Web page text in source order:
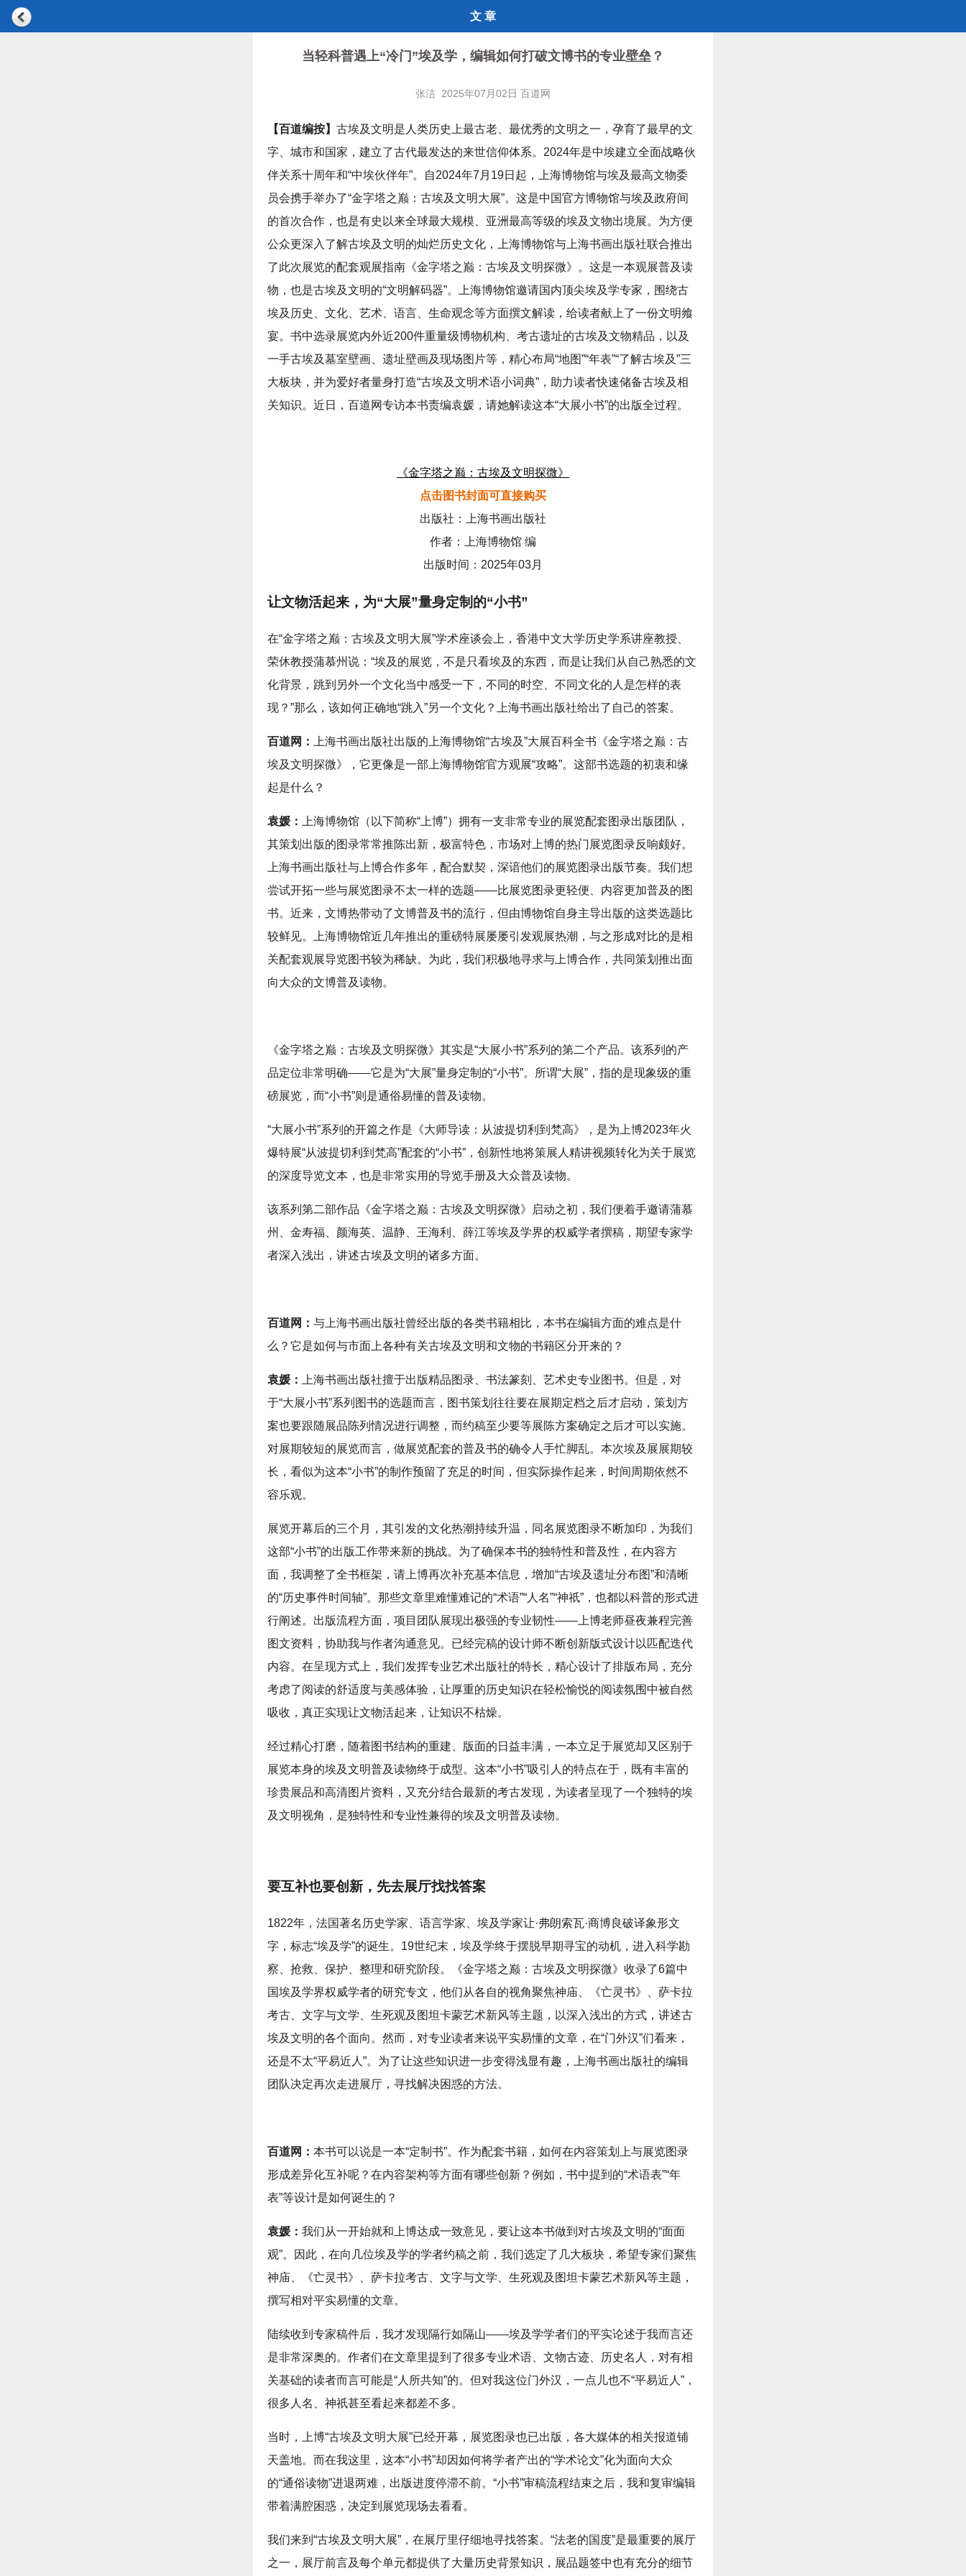
文 章
当轻科普遇上“冷门”埃及学，编辑如何打破文博书的专业壁垒？
张洁 2025年07月02日 百道网
【百道编按】 古埃及文明是人类历史上最古老、最优秀的文明之一，孕育了最早的文
字、城市和国家，建立了古代最发达的来世信仰体系。2024年是中埃建立全面战略伙
伴关系十周年和“中埃伙伴年”。自2024年7月19日起，上海博物馆与埃及最高文物委
员会携手举办了“金字塔之巅：古埃及文明大展”。这是中国官方博物馆与埃及政府间
的首次合作，也是有史以来全球最大规模、亚洲最高等级的埃及文物出境展。为方便
公众更深入了解古埃及文明的灿烂历史文化，上海博物馆与上海书画出版社联合推出
了此次展览的配套观展指南《金字塔之巅：古埃及文明探微》。这是一本观展普及读
物，也是古埃及文明的“文明解码器”。上海博物馆邀请国内顶尖埃及学专家，围绕古
埃及历史、文化、艺术、语言、生命观念等方面撰文解读，给读者献上了一份文明飨
宴。书中选录展览内外近200件重量级博物机构、考古遗址的古埃及文物精品，以及
一手古埃及墓室壁画、遗址壁画及现场图片等，精心布局“地图”“年表”“了解古埃及”三
大板块，并为爱好者量身打造“古埃及文明术语小词典”，助力读者快速储备古埃及相
关知识。近日，百道网专访本书责编袁媛，请她解读这本“大展小书”的出版全过程。
《金字塔之巅：古埃及文明探微》
点击图书封面可直接购买
出版社：上海书画出版社
作者：上海博物馆 编
出版时间：2025年03月
让文物活起来，为“大展”量身定制的“小书”
在“金字塔之巅：古埃及文明大展”学术座谈会上，香港中文大学历史学系讲座教授、
荣休教授蒲慕州说：“埃及的展览，不是只看埃及的东西，而是让我们从自己熟悉的文
化背景，跳到另外一个文化当中感受一下，不同的时空、不同文化的人是怎样的表
现？”那么，该如何正确地“跳入”另一个文化？上海书画出版社给出了自己的答案。
百道网：
上海书画出版社出版的上海博物馆“古埃及”大展百科全书《金字塔之巅：古
埃及文明探微》，它更像是一部上海博物馆官方观展“攻略”。这部书选题的初衷和缘
起是什么？
袁媛：
上海博物馆（以下简称“上博”）拥有一支非常专业的展览配套图录出版团队，
其策划出版的图录常常推陈出新，极富特色，市场对上博的热门展览图录反响颇好。
上海书画出版社与上博合作多年，配合默契，深谙他们的展览图录出版节奏。我们想
尝试开拓一些与展览图录不太一样的选题——比展览图录更轻便、内容更加普及的图
书。近来，文博热带动了文博普及书的流行，但由博物馆自身主导出版的这类选题比
较鲜见。上海博物馆近几年推出的重磅特展屡屡引发观展热潮，与之形成对比的是相
关配套观展导览图书较为稀缺。为此，我们积极地寻求与上博合作，共同策划推出面
向大众的文博普及读物。
《金字塔之巅：古埃及文明探微》其实是“大展小书”系列的第二个产品。该系列的产
品定位非常明确——它是为“大展”量身定制的“小书”。所谓“大展”，指的是现象级的重
磅展览，而“小书”则是通俗易懂的普及读物。
“大展小书”系列的开篇之作是《大师导读：从波提切利到梵高》，是为上博2023年火
爆特展“从波提切利到梵高”配套的“小书”，创新性地将策展人精讲视频转化为关于展览
的深度导览文本，也是非常实用的导览手册及大众普及读物。
该系列第二部作品《金字塔之巅：古埃及文明探微》启动之初，我们便着手邀请蒲慕
州、金寿福、颜海英、温静、王海利、薛江等埃及学界的权威学者撰稿，期望专家学
者深入浅出，讲述古埃及文明的诸多方面。
百道网： 与上海书画出版社曾经出版的各类书籍相比，本书在编辑方面的难点是什
么？它是如何与市面上各种有关古埃及文明和文物的书籍区分开来的？
袁媛：
上海书画出版社擅于出版精品图录、书法篆刻、艺术史专业图书。但是，对
于“大展小书”系列图书的选题而言，图书策划往往要在展期定档之后才启动，策划方
案也要跟随展品陈列情况进行调整，而约稿至少要等展陈方案确定之后才可以实施。
对展期较短的展览而言，做展览配套的普及书的确令人手忙脚乱。本次埃及展展期较
长，看似为这本“小书”的制作预留了充足的时间，但实际操作起来，时间周期依然不
容乐观。
展览开幕后的三个月，其引发的文化热潮持续升温，同名展览图录不断加印，为我们
这部“小书”的出版工作带来新的挑战。为了确保本书的独特性和普及性，在内容方
面，我调整了全书框架，请上博再次补充基本信息，增加“古埃及遗址分布图”和清晰
的“历史事件时间轴”。那些文章里难懂难记的“术语”“人名”“神祇”，也都以科普的形式进
行阐述。出版流程方面，项目团队展现出极强的专业韧性——上博老师昼夜兼程完善
图文资料，协助我与作者沟通意见。已经完稿的设计师不断创新版式设计以匹配迭代
内容。在呈现方式上，我们发挥专业艺术出版社的特长，精心设计了排版布局，充分
考虑了阅读的舒适度与美感体验，让厚重的历史知识在轻松愉悦的阅读氛围中被自然
吸收，真正实现让文物活起来，让知识不枯燥。
经过精心打磨，随着图书结构的重建、版面的日益丰满，一本立足于展览却又区别于
展览本身的埃及文明普及读物终于成型。这本“小书”吸引人的特点在于，既有丰富的
珍贵展品和高清图片资料，又充分结合最新的考古发现，为读者呈现了一个独特的埃
及文明视角，是独特性和专业性兼得的埃及文明普及读物。
要互补也要创新，先去展厅找找答案
1822年，法国著名历史学家、语言学家、埃及学家让·弗朗索瓦·商博良破译象形文
字，标志“埃及学”的诞生。19世纪末，埃及学终于摆脱早期寻宝的动机，进入科学勘
察、抢救、保护、整理和研究阶段。《金字塔之巅：古埃及文明探微》收录了6篇中
国埃及学界权威学者的研究专文，他们从各自的视角聚焦神庙、《亡灵书》、萨卡拉
考古、文字与文学、生死观及图坦卡蒙艺术新风等主题，以深入浅出的方式，讲述古
埃及文明的各个面向。然而，对专业读者来说平实易懂的文章，在“门外汉”们看来，
还是不太“平易近人”。为了让这些知识进一步变得浅显有趣，上海书画出版社的编辑
团队决定再次走进展厅，寻找解决困惑的方法。
百道网： 本书可以说是一本“定制书”。作为配套书籍，如何在内容策划上与展览图录
形成差异化互补呢？在内容架构等方面有哪些创新？例如，书中提到的“术语表”“年
表”等设计是如何诞生的？
袁媛： 我们从一开始就和上博达成一致意见，要让这本书做到对古埃及文明的“面面
观”。因此，在向几位埃及学的学者约稿之前，我们选定了几大板块，希望专家们聚焦
神庙、《亡灵书》、萨卡拉考古、文字与文学、生死观及图坦卡蒙艺术新风等主题，
撰写相对平实易懂的文章。
陆续收到专家稿件后，我才发现隔行如隔山——埃及学学者们的平实论述于我而言还
是非常深奥的。作者们在文章里提到了很多专业术语、文物古迹、历史名人，对有相
关基础的读者而言可能是“人所共知”的。但对我这位门外汉，一点儿也不“平易近人”，
很多人名、神祇甚至看起来都差不多。
当时，上博“古埃及文明大展”已经开幕，展览图录也已出版，各大媒体的相关报道铺
天盖地。而在我这里，这本“小书”却因如何将学者产出的“学术论文”化为面向大众
的“通俗读物”进退两难，出版进度停滞不前。“小书”审稿流程结束之后，我和复审编辑
带着满腔困惑，决定到展览现场去看看。
我们来到“古埃及文明大展”，在展厅里仔细地寻找答案。“法老的国度”是最重要的展厅
之一，展厅前言及每个单元都提供了大量历史背景知识，展品题签中也有充分的细节